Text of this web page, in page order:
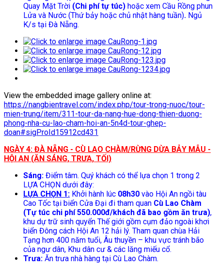
Quay Mặt Trời (Chi phí tự túc) hoặc xem Cầu Rồng phun
Lửa và Nước (Thứ bảy hoặc chủ nhật hàng tuần). Ngủ
K/s tại Đà Nẵng.
View the embedded image gallery online at:
https://nangbientravel.com/index.php/tour-trong-nuoc/tour-
mien-trung/item/311-tour-da-nang-hue-dong-thien-duong-
phong-nha-cu-lao-cham-hoi-an-5n4d-tour-ghep-
doan#sigProId15912cd431
NGÀY 4: ĐÀ NẴNG - CÙ LAO CHÀM/RỪNG DỪA BẢY MẪU -
HỘI AN (ĂN SÁNG, TRƯA, TỐI)
Sáng: Điểm tâm. Quý khách có thể lựa chọn 1 trong 2
LỰA CHỌN dưới đây:
LỰA CHỌN 1 : Khởi hành lúc 08h30 vào Hội An ngồi tàu
Cao Tốc tại biển Cửa Đại đi tham quan Cù Lao Chàm
(Tự túc chi phí 550.000đ/khách đã bao gồm ăn trưa),
khu dự trữ sinh quyển Thế giới gồm cụm đảo ngoài khơi
biển Đông cách Hội An 12 hải lý. Tham quan chùa Hải
Tạng hơn 400 năm tuổi, Âu thuyền – khu vực tránh bão
của ngư dân, Khu dân cư & các lăng miếu cổ.
Trưa: Ăn trưa nhà hàng tại Cù Lao Chàm.